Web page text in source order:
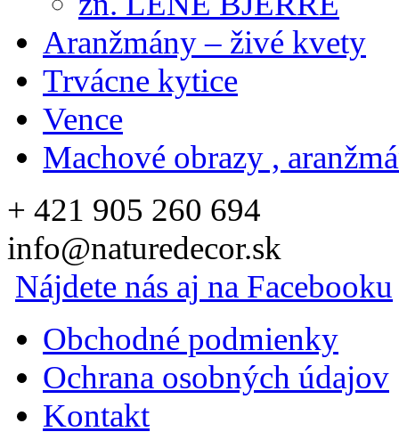
Aranžmány – živé kvety
Trvácne kytice
Vence
Machové obrazy ,
+ 421 905 260 694
info@naturedecor.sk
Nájdete nás aj na Facebooku
Obchodné podmienky
Ochrana osobných údajov
Kontakt